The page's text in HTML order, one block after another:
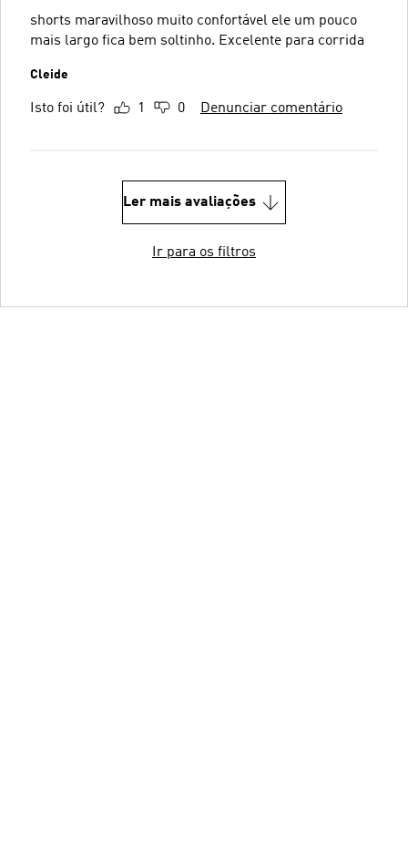
shorts maravilhoso muito confortável ele um pouco
mais largo fica bem soltinho. Excelente para corrida
Cleide
Isto foi útil? 1 0 Denunciar comentário
Ler mais avaliações
Ir para os filtros